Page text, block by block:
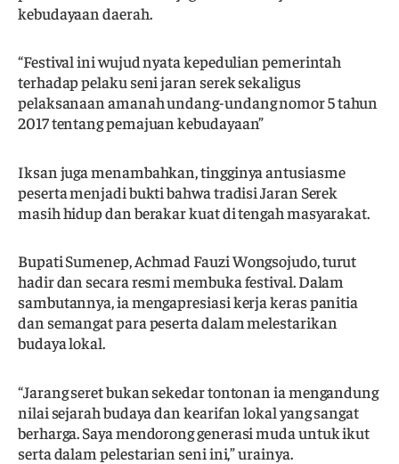
kebudayaan daerah.
“Festival ini wujud nyata kepedulian pemerintah
terhadap pelaku seni jaran serek sekaligus
pelaksanaan amanah undang-undang nomor 5 tahun
2017 tentang pemajuan kebudayaan”
Iksan juga menambahkan, tingginya antusiasme
peserta menjadi bukti bahwa tradisi Jaran Serek
masih hidup dan berakar kuat di tengah masyarakat.
Bupati Sumenep, Achmad Fauzi Wongsojudo, turut
hadir dan secara resmi membuka festival. Dalam
sambutannya, ia mengapresiasi kerja keras panitia
dan semangat para peserta dalam melestarikan
budaya lokal.
“Jarang seret bukan sekedar tontonan ia mengandung
nilai sejarah budaya dan kearifan lokal yang sangat
berharga. Saya mendorong generasi muda untuk ikut
serta dalam pelestarian seni ini,” urainya.